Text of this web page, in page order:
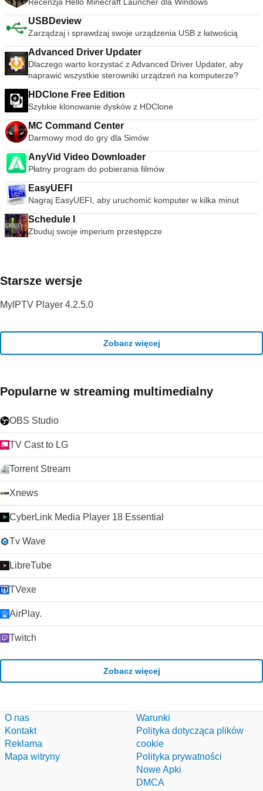
Pobierz tutaj
USBDeview
Zarządzaj i sprawdzaj swoje urządzenia USB z łatwością
Advanced Driver Updater
Dlaczego warto korzystać z Advanced Driver Updater, aby
naprawić wszystkie sterowniki urządzeń na komputerze?
HDClone Free Edition
Szybkie klonowanie dysków z HDClone
MC Command Center
Darmowy mod do gry dla Simów
AnyVid Video Downloader
Płatny program do pobierania filmów
EasyUEFI
Nagraj EasyUEFI, aby uruchomić komputer w kilka minut
Schedule I
Zbuduj swoje imperium przestępcze
Starsze wersje
MyIPTV Player 4.2.5.0
Zobacz więcej
Popularne w streaming multimedialny
OBS Studio
TV Cast to LG
Torrent Stream
Xnews
CyberLink Media Player 18 Essential
Tv Wave
LibreTube
TVexe
AirPlay.
Twitch
Zobacz więcej
O nas
Kontakt
Reklama
Mapa witryny
Warunki
Polityka dotycząca plików
cookie
Polityka prywatności
Nowe Apki
DMCA